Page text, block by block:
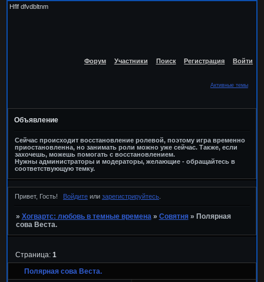
Hflf dfvdbltnm
Форум Участники Поиск Регистрация Войти
Активные темы
Объявление
Сейчас происходит восстановление ролевой, поэтому игра временно
приостановленна, но занимать роли можно уже сейчас. Также, если
захочешь, можешь помогать с восстановлением.
Нужны администраторы и модераторы, желающие - обращайтесь в
соответствующую темку.
Привет, Гость! Войдитеили зарегистрируйтесь.
» Хогвартс: любовь в темные времена » Совятня » Полярная
сова Веста.
Полярная сова Веста.
Страница: 1